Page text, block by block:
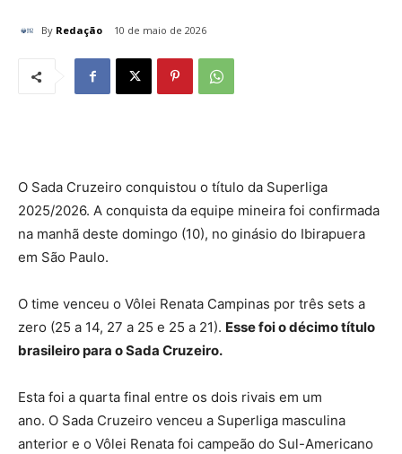
By Redação 10 de maio de 2026
O Sada Cruzeiro conquistou o título da Superliga
2025/2026. A conquista da equipe mineira foi confirmada
na manhã deste domingo (10), no ginásio do Ibirapuera
em São Paulo.
O time venceu o Vôlei Renata Campinas por três sets a
zero (25 a 14, 27 a 25 e 25 a 21). Esse foi o décimo título
brasileiro para o Sada Cruzeiro.
Esta foi a quarta final entre os dois rivais em um
ano. O Sada Cruzeiro venceu a Superliga masculina
anterior e o Vôlei Renata foi campeão do Sul-Americano